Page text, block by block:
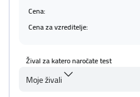
Cena:
Cena za vzreditelje:
Žival za katero naročate test
Moje živali